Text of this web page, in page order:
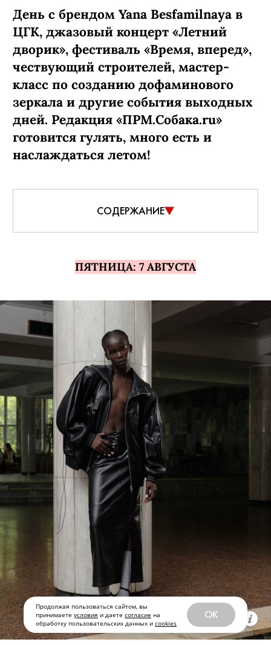
Продолжая пользоваться сайтом, вы
принимаете условия и даете согласие на
обработку пользовательских данных и cookies
OK
День с брендом Yana Besfamilnaya в
ЦГК, джазовый концерт «Летний
дворик», фестиваль «Время, вперед»,
чествующий строителей, мастер-
класс по созданию дофаминового
зеркала и другие события выходных
дней. Редакция «ПРМ.Собака.ru»
готовится гулять, много есть и
наслаждаться летом!
СОДЕРЖАНИЕ
ПЯТНИЦА: 7 АВГУСТА